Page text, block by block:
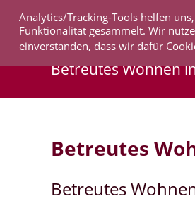
Analytics/Tracking-Tools helfen
Funktionalität gesammelt. Wir
einverstanden, dass wir dafür
Betreutes Wohnen
Betreutes
Betreutes